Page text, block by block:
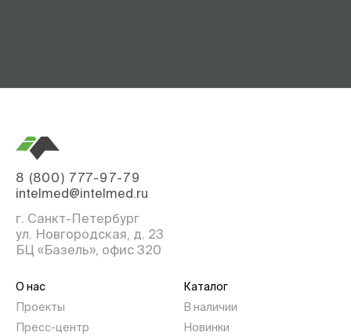
8 (800) 777-97-79
intelmed@intelmed.ru
г. Санкт-Петербург
ул. Новгородская, д. 23
БЦ «Базель», офис 320
О нас
Проекты
Пресс-центр
Каталог
В наличии
Новинки